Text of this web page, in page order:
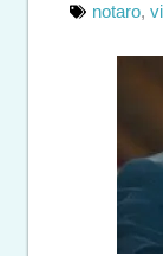
notaro,